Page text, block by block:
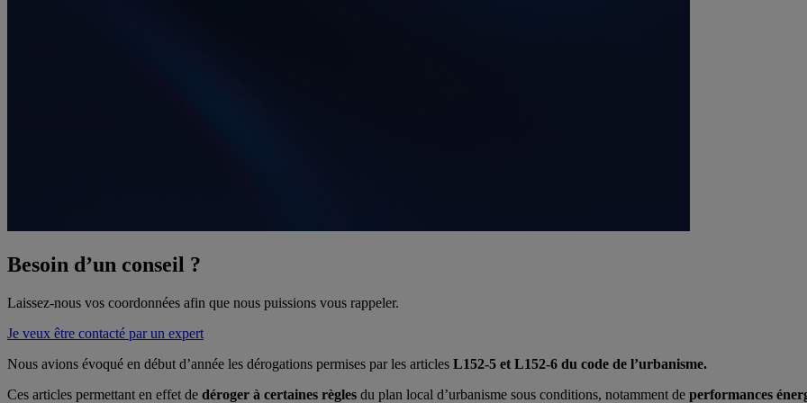
Besoin d’un conseil ?
Laissez-nous vos coordonnées afin que nous puissions vous rappeler.
Je veux être contacté par un expert
Nous avions évoqué en début d’année les dérogations permises par les articles L152-5 et L152-6 du code de l’urbanisme.
Ces articles permettant en effet de déroger à certaines règles du plan local d’urbanisme sous conditions, notamment de performances